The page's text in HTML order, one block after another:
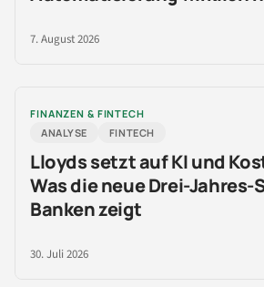
7. August 2026
FINANZEN & FINTECH
ANALYSE
FINTECH
Lloyds setzt auf KI und
Was die neue Drei-
Banken zeigt
30. Juli 2026